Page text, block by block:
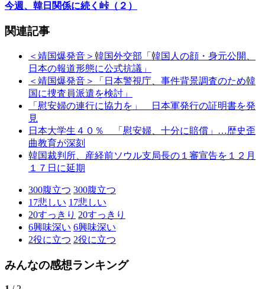
今週、韓日関係に続く峠（２）
関連記事
＜靖国爆発音＞韓国外交部「韓国人の顔・身元公開、
日本の報道形態に公式抗議」
＜靖国爆発音＞「日本警視庁、事件背景調査のため韓
国に捜査員派遣を検討」
「慰安婦の連行に協力を」 日本軍発行の証明書を発
見
日本大学生４０％ 「慰安婦、十分に賠償」…歴史歪
曲教育が深刻
韓国裁判所、産経前ソウル支局長の１審宣告を１２月
１７日に延期
300腹立つ 300腹立つ
17悲しい 17悲しい
20すっきり 20すっきり
6興味深い 6興味深い
2役に立つ 2役に立つ
みんなの感想ランキング